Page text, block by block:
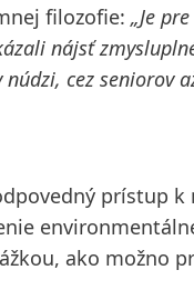
filozofie: „Je
nájsť
cez seniorov
prístup
ako možno